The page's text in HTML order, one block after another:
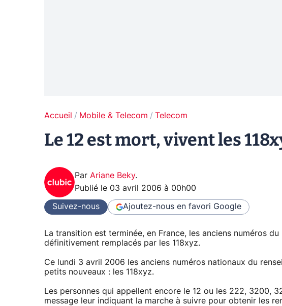
Accueil Mobile & Telecom Telecom
Le 12 est mort, vivent les
Par Ariane Beky.
Publié le 03 avril 2006 à 00h00
Suivez-nous Ajoutez-nous en favori Google
La transition est terminée, en France, les anciens numéros
définitivement remplacés par les 118xyz.
Ce lundi 3 avril 2006 les anciens numéros nationaux du
petits nouveaux : les 118xyz.
Les personnes qui appellent encore le 12 ou les 222, 3200,
message leur indiquant la marche à suivre pour obtenir les